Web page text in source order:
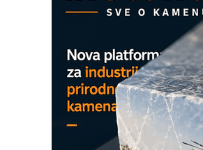
Detekcija različitih oblika
MAREX - Lim i mašine za